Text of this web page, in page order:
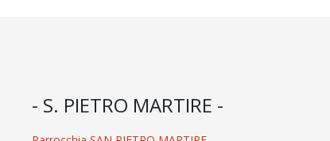
- S. PIETRO MARTIRE -